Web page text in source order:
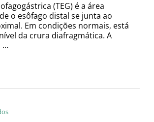
(TEG) é a área
o esôfago distal se junta ao
Em condições normais, está
da crura diafragmática. A
…